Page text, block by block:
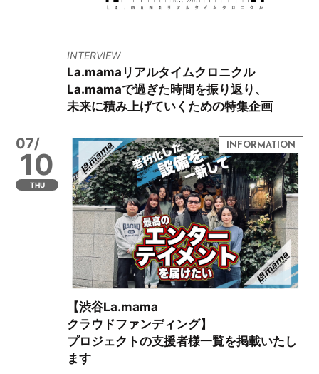
INTERVIEW
La.mamaリアルタイムクロニクル
La.mamaで過ぎた時間を振り返り、
未来に積み上げていくための特集企画
07/
10
THU
【渋谷La.mama
クラウドファンディング】
プロジェクトの支援者様一覧を掲載いたし
ます